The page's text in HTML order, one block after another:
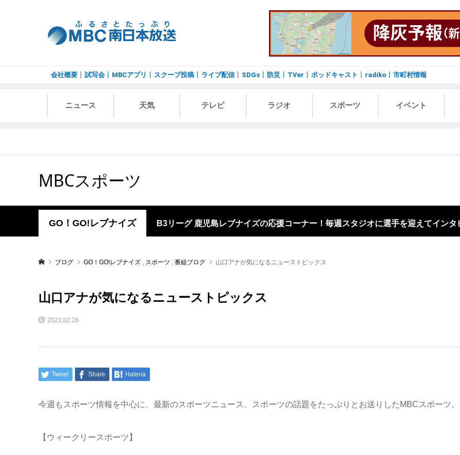
会社概要 試写会 MBCアプリ スクープ投稿 ライブ配信 SDGs 防災 TVer ポッドキャスト radiko 市町村情報
ニュース 天気 テレビ ラジオ スポーツ イベント
MBCスポーツ
GO！GO!レブナイズ B3リーグ 鹿児島レブナイズの応援コーナー！毎週スタジオに選手を迎えてインタ
ブログ GO！GO!レブナイズ , スポーツ , 番組ブログ 山口アナが気になるニューストピックス
山口アナが気になるニューストピックス
2023.02.26
Tweet Share Hatena
今週もスポーツ情報を中心に、最新のスポーツニュース、スポーツの話題をたっぷりとお送りしたMBCスポーツ。
【ウィークリースポーツ】